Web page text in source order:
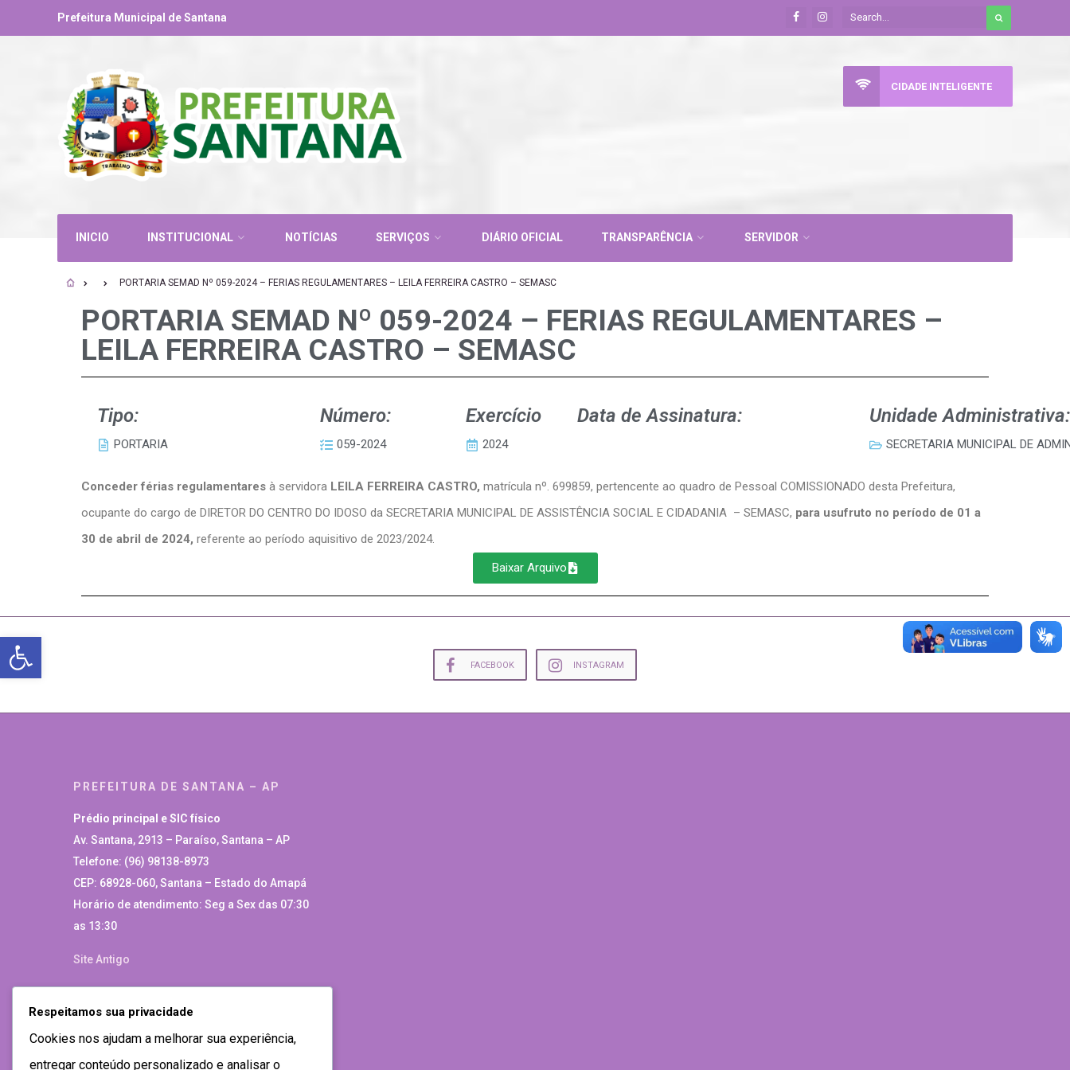
Abrir a barra de ferramentas
Prefeitura Municipal de Santana
INICIO INSTITUCIONAL NOTÍCIAS SERVIÇOS DIÁRIO OFICIAL TRANSPARÊNCIA SERVIDOR
CIDADE INTELIGENTE
PORTARIA SEMAD Nº 059-2024 – FERIAS REGULAMENTARES – LEILA FERREIRA CASTRO – SEMASC
PORTARIA SEMAD Nº 059-2024 – FERIAS REGULAMENTARES –
LEILA FERREIRA CASTRO – SEMASC
Tipo:
PORTARIA
Número:
059-2024
Exercício
2024
Data de Assinatura: Unidade Administrativa:
SECRETARIA MUNICIPAL DE
Conceder férias regulamentares à servidora LEILA FERREIRA CASTRO, matrícula nº. 699859, pertencente ao quadro de Pessoal COMISSIONADO desta Prefeitura,
ocupante do cargo de DIRETOR DO CENTRO DO IDOSO da SECRETARIA MUNICIPAL DE ASSISTÊNCIA SOCIAL E CIDADANIA – SEMASC, para usufruto no período de 01 a
30 de abril de 2024, referente ao período aquisitivo de 2023/2024.
Baixar Arquivo
FACEBOOK INSTAGRAM
PREFEITURA DE SANTANA – AP
Prédio principal e SIC físico
Av. Santana, 2913 – Paraíso, Santana – AP
Telefone: (96) 98138-8973
CEP: 68928-060, Santana – Estado do Amapá
Horário de atendimento: Seg a Sex das 07:30
as 13:30
Site Antigo
Respeitamos sua privacidade
Cookies nos ajudam a melhorar sua experiência,
entregar conteúdo personalizado e analisar o